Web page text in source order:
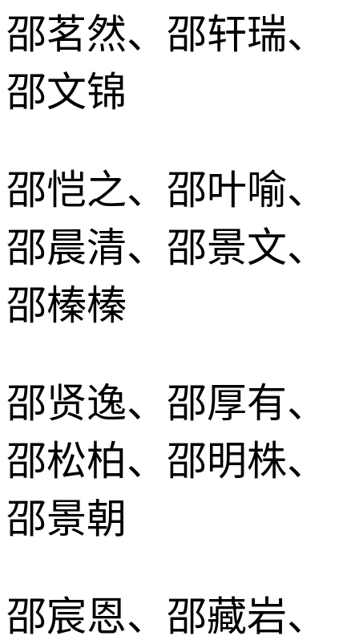
邵茗然、邵轩瑞、
邵文锦
邵恺之、邵叶喻、
邵晨清、邵景文、
邵榛榛
邵贤逸、邵厚有、
邵松柏、邵明株、
邵景朝
邵宸恩、邵藏岩、